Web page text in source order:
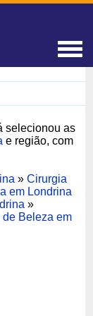
selecionou as
e região, com
»Cirurgia
em Londrina
»
de Beleza em